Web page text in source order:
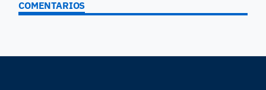
COMENTARIOS